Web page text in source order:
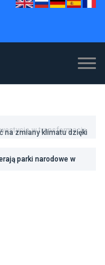
na zmiany klimatu dzięki
parki narodowe w